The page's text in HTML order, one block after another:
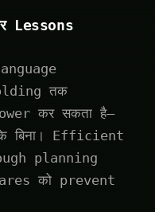
Lessons
तक
कर सकता है—
बिना। Efficient
planning
को prevent